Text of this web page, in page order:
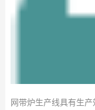
网带炉生产线具有生